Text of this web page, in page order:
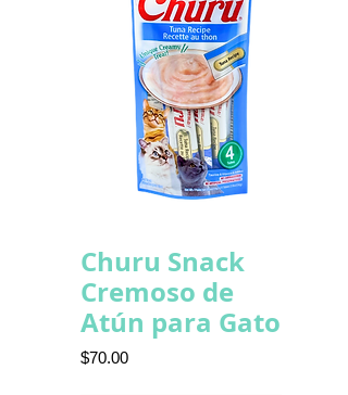
Churu Snack
Cremoso de
Atún para Gato
$70.00Precio